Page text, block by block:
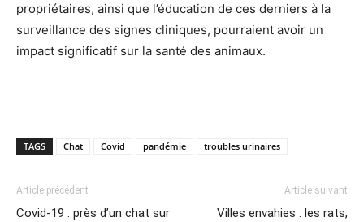
propriétaires, ainsi que l’éducation de ces derniers à la
surveillance des signes cliniques, pourraient avoir un
impact significatif sur la santé des animaux.
TAGS Chat Covid pandémie troubles urinaires
Article précédent
Covid-19 : près d’un chat sur
Article suivant
Villes envahies : les rats,